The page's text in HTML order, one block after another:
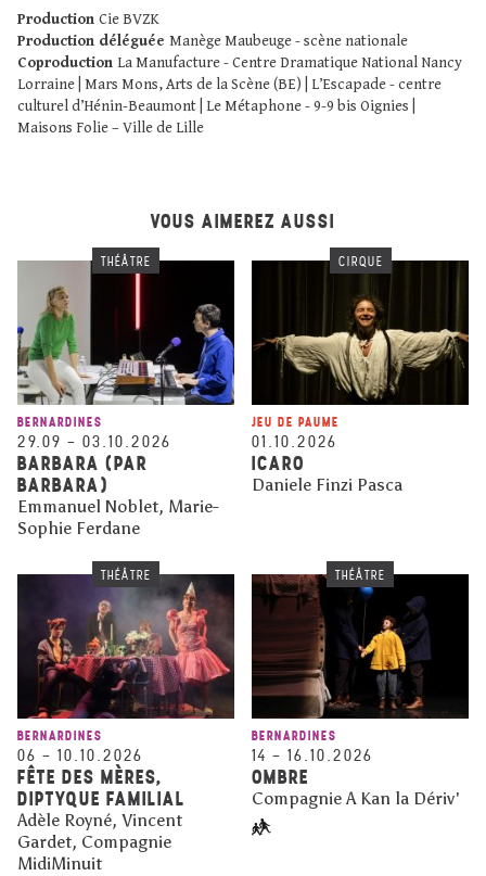
Production Cie BVZK
Production déléguée Manège Maubeuge - scène nationale
Coproduction La Manufacture - Centre Dramatique National Nancy
Lorraine | Mars Mons, Arts de la Scène (BE) | L’Escapade - centre
culturel d’Hénin-Beaumont | Le Métaphone - 9-9 bis Oignies |
Maisons Folie – Ville de Lille
VOUS AIMEREZ AUSSI
THÉÂTRE
BERNARDINES
29.09 – 03.10.2026
BARBARA (PAR
BARBARA)
Emmanuel Noblet, Marie-
Sophie Ferdane
CIRQUE
JEU DE PAUME
01.10.2026
ICARO
Daniele Finzi Pasca
THÉÂTRE
BERNARDINES
06 – 10.10.2026
FÊTE DES MÈRES,
DIPTYQUE FAMILIAL
Adèle Royné, Vincent
Gardet, Compagnie
MidiMinuit
THÉÂTRE
BERNARDINES
14 – 16.10.2026
OMBRE
Compagnie A Kan la Dériv'